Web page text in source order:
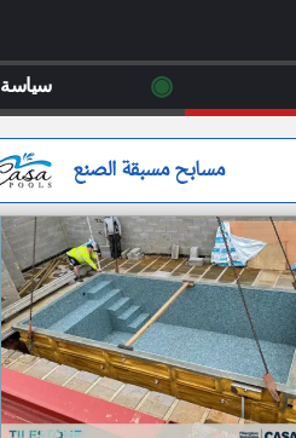
مسابح مسبقة الصنع
◉ سياسة